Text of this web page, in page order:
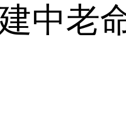
中老